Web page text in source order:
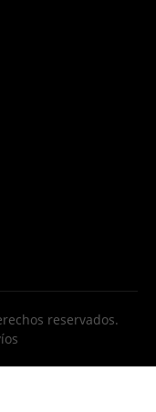
reservados.